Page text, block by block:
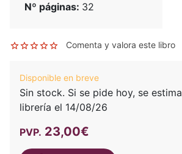
Nº páginas: 32
Comenta y valora este libro
Disponible en breve
Sin stock. Si se pide hoy, se
librería el 14/08/26
PVP. 23,00€